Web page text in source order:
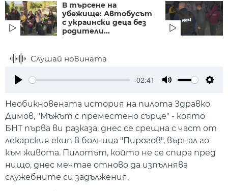
В търсене на
убежище: Автобусът
с украински деца без
родители...
Слушай новината
-02:41
Необикновената история на пилота Здравко
Димов, "Мъжът с преместено сърце" - която
БНТ първа ви разказа, днес се срещна с част от
лекарския екип в болница "Пирогов", върнал го
към живота. Пилотът, който не се спира пред
нищо, днес мечтае отново да изпълнява
служебните си задължения.